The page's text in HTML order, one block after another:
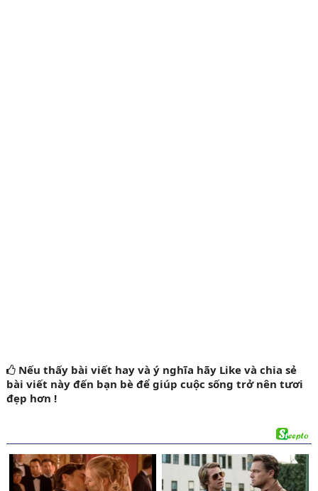
Nếu thấy bài viết hay và ý nghĩa hãy Like và chia sẻ
bài viết này đến bạn bè để giúp cuộc sống trở nên tươi
đẹp hơn !